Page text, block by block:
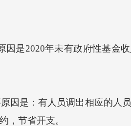
是2020年未有政府性基金
是：有人员调出相应的人
，节省开支。